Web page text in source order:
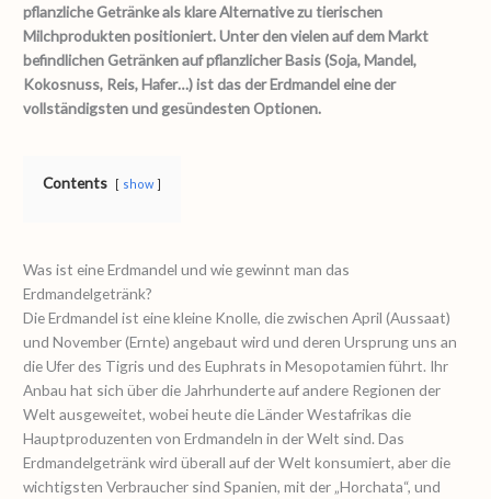
pflanzliche Getränke als klare Alternative zu tierischen
Milchprodukten positioniert. Unter den vielen auf dem Markt
befindlichen Getränken auf pflanzlicher Basis (Soja, Mandel,
Kokosnuss, Reis, Hafer…) ist das der Erdmandel eine der
vollständigsten und gesündesten Optionen.
Contents show
Was ist eine Erdmandel und wie gewinnt man das
Erdmandelgetränk?
Die Erdmandel ist eine kleine Knolle, die zwischen April (Aussaat)
und November (Ernte) angebaut wird und deren Ursprung uns an
die Ufer des Tigris und des Euphrats in Mesopotamien führt. Ihr
Anbau hat sich über die Jahrhunderte auf andere Regionen der
Welt ausgeweitet, wobei heute die Länder Westafrikas die
Hauptproduzenten von Erdmandeln in der Welt sind. Das
Erdmandelgetränk wird überall auf der Welt konsumiert, aber die
wichtigsten Verbraucher sind Spanien, mit der „Horchata“, und